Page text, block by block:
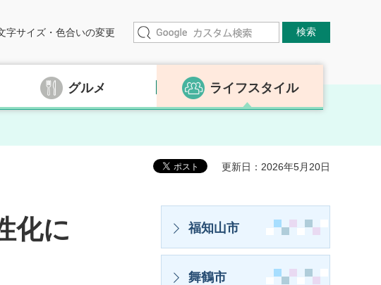
字サイズ・色合いの変更
グルメ ライフスタイル
更新日：2026年5月20日
化に
福知山市
舞鶴市